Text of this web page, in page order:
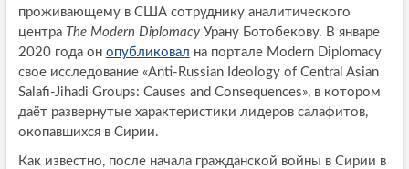
проживающему в США сотруднику аналитического
центра The Modern DiplomacyУрану Ботобекову. В январе
2020 года он опубликовал на портале Modern Diplomacy
свое исследование «Anti-Russian Ideology of Central Asian
Salafi-Jihadi Groups: Causes and Consequences», в котором
даёт развернутые характеристики лидеров салафитов,
окопавшихся в Сирии.
Как известно, после начала гражданской войны в Сирии в